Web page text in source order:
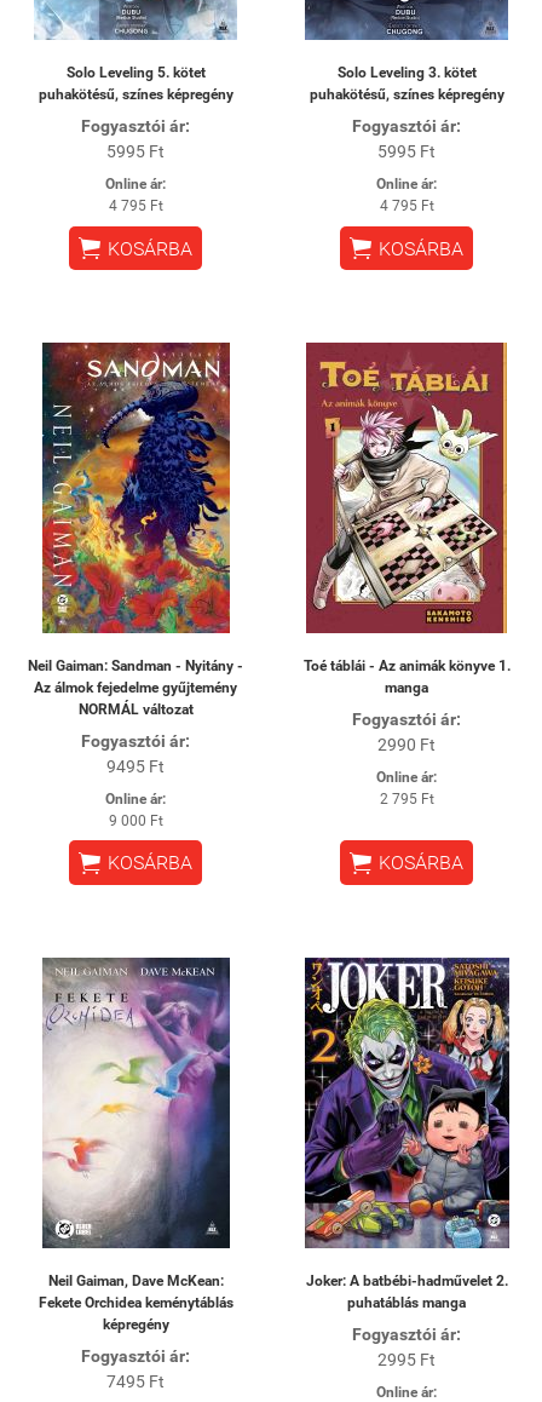
Solo Leveling 5. kötet
puhakötésű, színes képregény
Fogyasztói ár:
5995 Ft
Online ár:
4 795 Ft
 KOSÁRBA
Solo Leveling 3. kötet
puhakötésű, színes képregény
Fogyasztói ár:
5995 Ft
Online ár:
4 795 Ft
 KOSÁRBA
Neil Gaiman: Sandman - Nyitány -
Az álmok fejedelme gyűjtemény
NORMÁL változat
Fogyasztói ár:
9495 Ft
Online ár:
9 000 Ft
 KOSÁRBA
Toé táblái - Az animák könyve 1.
manga
Fogyasztói ár:
2990 Ft
Online ár:
2 795 Ft
 KOSÁRBA
Neil Gaiman, Dave McKean:
Fekete Orchidea keménytáblás
képregény
Fogyasztói ár:
7495 Ft
Joker: A batbébi-hadművelet 2.
puhatáblás manga
Fogyasztói ár:
2995 Ft
Online ár: